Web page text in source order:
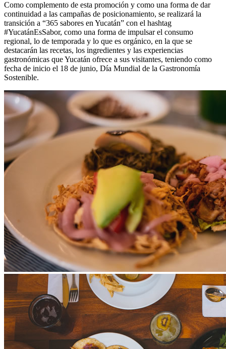
Como complemento de esta promoción y como una forma de dar
continuidad a las campañas de posicionamiento, se realizará la
transición a “365 sabores en Yucatán” con el hashtag
#YucatánEsSabor, como una forma de impulsar el consumo
regional, lo de temporada y lo que es orgánico, en la que se
destacarán las recetas, los ingredientes y las experiencias
gastronómicas que Yucatán ofrece a sus visitantes, teniendo como
fecha de inicio el 18 de junio, Día Mundial de la Gastronomía
Sostenible.